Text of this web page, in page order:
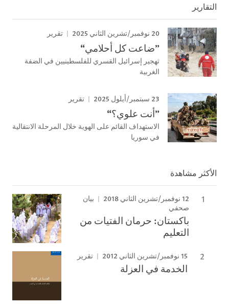
التقارير
20 نوفمبر/تشرين الثاني 2025 تقرير
”ضاعت كل أحلامي“
تهجير إسرائيل القسري للفلسطينيين في الضفة
الغربية
23 سبتمبر/أيلول 2025 تقرير
”أنت علوي؟“
الاستهداف القائم على الهوية خلال المرحلة الانتقالية
في سوريا
الأكثر مشاهدة
12 نوفمبر/تشرين الثاني 2018
بيان
صحفي
باكستان: حرمان الفتيات من
التعليم
15 نوفمبر/تشرين الثاني 2012 تقرير
الخدمة في العزلة